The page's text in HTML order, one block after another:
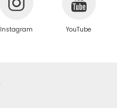
Instagram YouTube